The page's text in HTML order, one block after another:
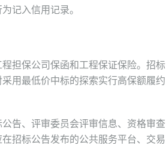
记入信用记录。
担保公司保函和工程保证保险。招标
用最低价中标的探索实行高保额履约
告、评审委员会评审信息、资格审查
招标公告发布的公共服务平台、交易